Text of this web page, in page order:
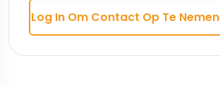
Log In Om Contact Op Te Nemen